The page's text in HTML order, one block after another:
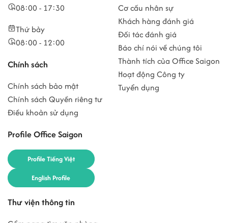
08:00 - 17:30
Thứ bảy
08:00 - 12:00
Chính sách
Chính sách bảo mật
Chính sách Quyền riêng tư
Điều khoản sử dụng
Profile Office Saigon
Profile Tiếng Việt
English Profile
Cơ cấu nhân sự
Khách hàng đánh giá
Đối tác đánh giá
Báo chí nói về chúng tôi
Thành tích của Office Saigon
Hoạt động Công ty
Tuyển dụng
Thư viện thông tin